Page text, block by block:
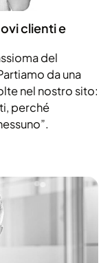
clienti e
del
da una
nel nostro sito:
perché